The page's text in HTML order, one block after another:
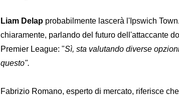
Liam Delap probabilmente lascerà l'Ipswich
chiaramente, parlando del futuro dell'attaccante
Premier League: "Sì, sta valutando diverse
questo".
Fabrizio Romano, esperto di mercato, riferisce